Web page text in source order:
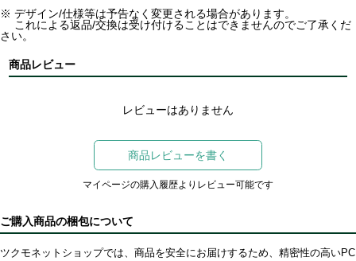
※ デザイン/仕様等は予告なく変更される場合があります。
これによる返品/交換は受け付けることはできませんのでご了承くだ
さい。
商品レビュー
レビューはありません
商品レビューを書く
マイページの購入履歴よりレビュー可能です
ご購入商品の梱包について
ツクモネットショップでは、商品を安全にお届けするため、精密性の高いPC